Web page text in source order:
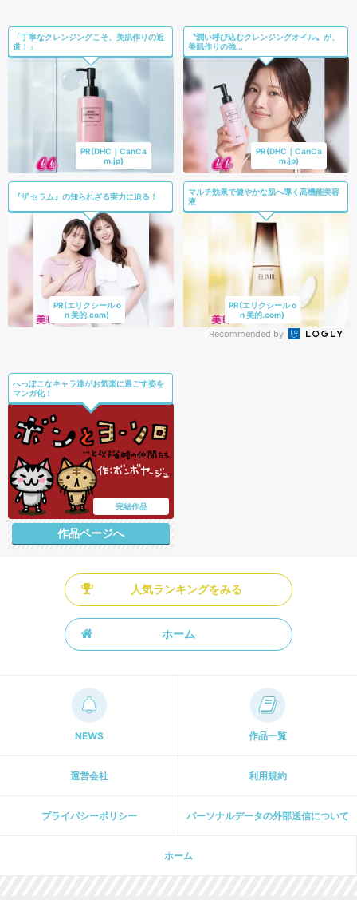
「丁寧なクレンジングこそ、美肌作りの近
道！」
PR(DHC｜CanCa
m.jp)
〝潤い呼び込むクレンジングオイル〟が、
美肌作りの強...
PR(DHC｜CanCa
m.jp)
『ザ セラム』の知られざる実力に迫る！
PR(エリクシール o
n 美的.com)
マルチ効果で健やかな肌へ導く高機能美容
液
PR(エリクシール o
n 美的.com)
Recommended by
へっぽこなキャラ達がお気楽に過ごす姿を
マンガ化！
完結作品
作品ページへ
人気ランキングをみる
ホーム
NEWS 作品一覧
運営会社 利用規約
プライパシーポリシー パーソナルデータの外部送信について
ホーム